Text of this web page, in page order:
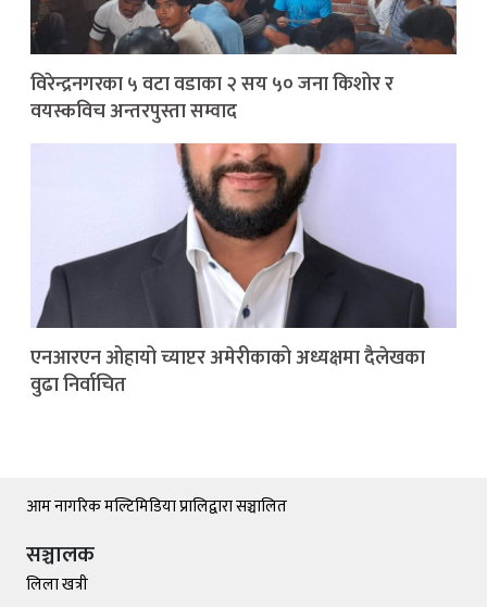
विरेन्द्रनगरका ५ वटा वडाका २ सय ५० जना किशोर र
वयस्कविच अन्तरपुस्ता सम्वाद
एनआरएन ओहायो च्याप्टर अमेरीकाको अध्यक्षमा दैलेखका
वुढा निर्वाचित
आम नागरिक मल्टिमिडिया प्रालिद्वारा सञ्चालित
सञ्चालक
लिला खत्री